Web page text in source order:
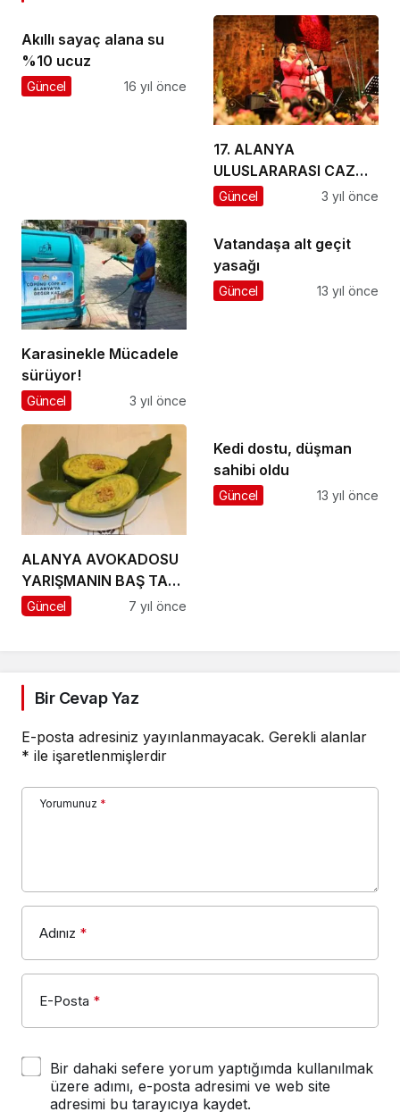
Akıllı sayaç alana su
%10 ucuz
Güncel 16 yıl önce
17. ALANYA
ULUSLARARASI CAZ
FESTİVALİ MUHTEŞEM
BAŞLADI
Güncel 3 yıl önce
Karasinekle Mücadele
sürüyor!
Güncel 3 yıl önce
Vatandaşa alt geçit
yasağı
Güncel 13 yıl önce
ALANYA AVOKADOSU
YARIŞMANIN BAŞ TACI
OLDU
Güncel 7 yıl önce
Kedi dostu, düşman
sahibi oldu
Güncel 13 yıl önce
Bir Cevap Yaz
E-posta adresiniz yayınlanmayacak. Gerekli alanlar
* ile işaretlenmişlerdir
Yorumunuz *
Adınız *
E-Posta *
Bir dahaki sefere yorum yaptığımda kullanılmak
üzere adımı, e-posta adresimi ve web site
adresimi bu tarayıcıya kaydet.